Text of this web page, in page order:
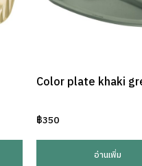
Color plate khaki
฿350
อ่านเพิ่ม